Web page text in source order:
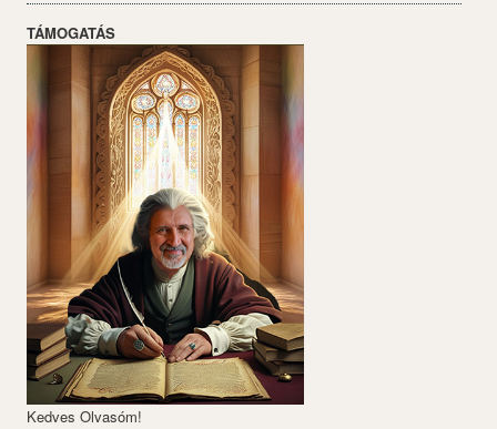
TÁMOGATÁS
Kedves Olvasóm!